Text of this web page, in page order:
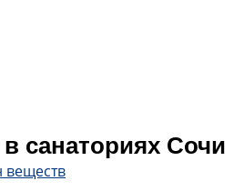
санаториях Сочи
веществ